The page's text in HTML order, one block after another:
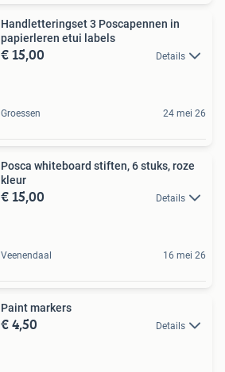
Handletteringset 3 Poscapennen in
papierleren etui labels
€ 15,00 Details
Groessen 24 mei 26
Posca whiteboard stiften, 6 stuks, roze
kleur
€ 15,00 Details
Veenendaal 16 mei 26
Paint markers
€ 4,50 Details